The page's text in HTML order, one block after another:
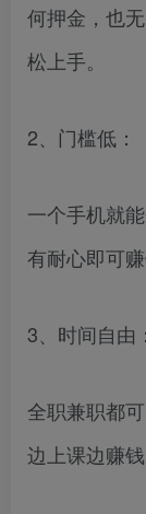
何押金，也
松上手。
2、门槛低：
一个手机就
有耐心即可
3、时间自由：
全职兼职都
边上课边赚钱